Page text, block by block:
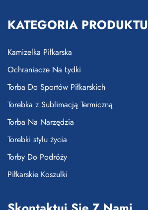
KATEGORIA PRODUKTU
Kamizelka Piłkarska
Ochraniacze Na Łydki
Torba Do Sportów Piłkarskich
Torebka z Sublimacją Termiczną
Torba Na Narzędzia
Torebki stylu życia
Torby Do Podróży
Piłkarskie Koszulki